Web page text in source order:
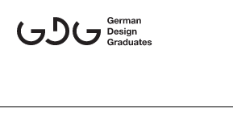
content